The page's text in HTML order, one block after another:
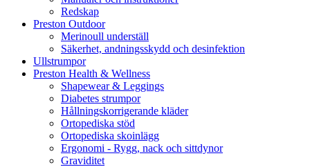
Redskap
Preston Outdoor
Merinoull underställ
Säkerhet, andningsskydd och desinfektion
Ullstrumpor
Preston Health & Wellness
Shapewear & Leggings
Diabetes strumpor
Hållningskorrigerande kläder
Ortopediska stöd
Ortopediska skoinlägg
Ergonomi - Rygg, nack och sittdynor
Graviditet